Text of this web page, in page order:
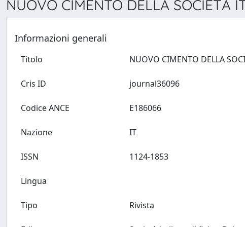
NUOVO CIMENTO DELLA SOCIETÀ
Informazioni generali
Titolo
Cris ID
Codice ANCE
Nazione
ISSN
Lingua
Tipo Rivista